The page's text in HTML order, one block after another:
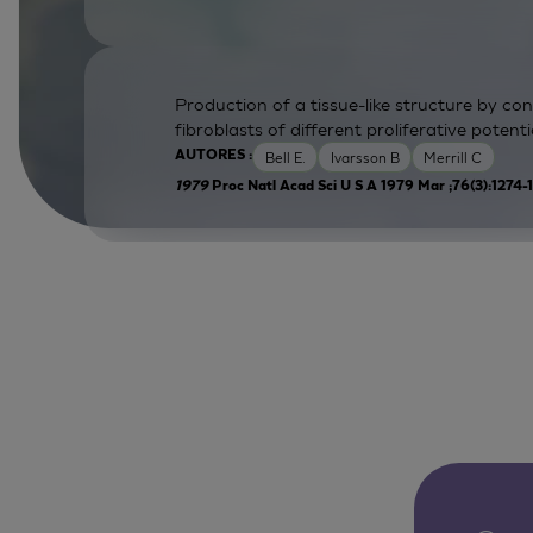
AUTORES : Bell E. Ivarsson B Merrill C
Production of a tissue-like structure by
fibroblasts of different proliferative
1979 Proc Natl Acad Sci U S A 1979 Mar ;76(3):1274-